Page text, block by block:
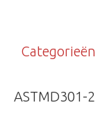
Categorieën
ASTMD301-2